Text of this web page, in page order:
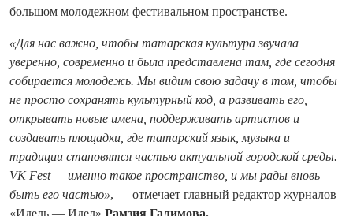
большом молодежном фестивальном пространстве.
«Для нас важно, чтобы татарская культура звучала
уверенно, современно и была представлена там, где сегодня
собирается молодежь. Мы видим свою задачу в том, чтобы
не просто сохранять культурный код, а развивать его,
открывать новые имена, поддерживать артистов и
создавать площадки, где татарский язык, музыка и
традиции становятся частью актуальной городской среды.
VK Fest — именно такое пространство, и мы рады вновь
быть его частью», — отмечает главный редактор журналов
«Идель — Идел» Рамзия Галимова.